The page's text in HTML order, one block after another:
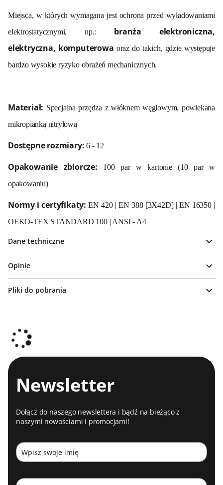
Miejsca, w których wymagana jest ochrona przed wyładowaniami
elektrostatycznymi, np.: branża elektroniczna,
elektryczna, komputerowa oraz do takich, gdzie występuje
bardzo wysokie ryzyko obrażeń mechanicznych.
Materiał: Specjalna przędza z włóknem węglowym, powlekana
mikropianką nitrylową
Dostępne rozmiary: 6 - 12
Opakowanie zbiorcze: 100 par w kartonie (10 par w
opakowaniu)
Normy i certyfikaty: EN 420 | EN 388 [3X42D] | EN 16350 |
OEKO-TEX STANDARD 100 | ANSI - A4
Dane techniczne
Opinie
Pliki do pobrania
Newsletter
Dołącz do naszego newslettera i bądź na bieżąco z
naszymi nowościami i promocjami!